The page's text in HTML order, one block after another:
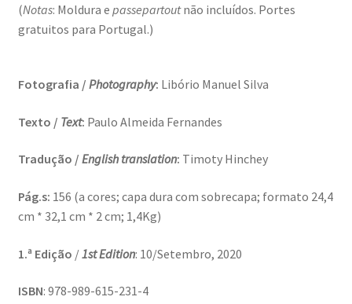
LISBOA AINDA – Olhares sobre a cidade em quarentena
nós, os outros | we, the other
Pequenos Outonos
Playboy World, de Ana Dias
(Notas: Moldura e passepartoutnão incluídos. Portes
gratuitos para Portugal.)
Fotografia / Photography: Libório Manuel Silva
Texto / Text: Paulo Almeida Fernandes
Tradução / English translation: Timoty Hinchey
Pág.s: 156 (a cores; capa dura com sobrecapa; formato 24,4
cm * 32,1 cm * 2 cm; 1,4Kg)
1.ª Edição /1st Edition: 10/Setembro, 2020
ISBN: 978-989-615-231-4